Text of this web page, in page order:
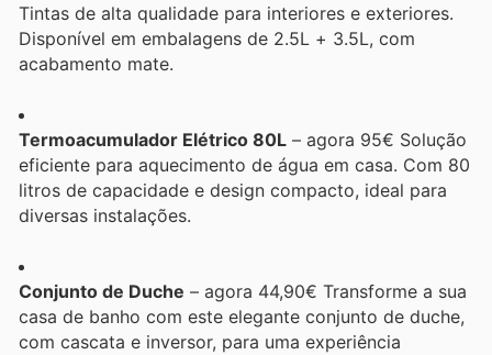
Tintas de alta qualidade para interiores e exteriores.
Disponível em embalagens de 2.5L + 3.5L, com
acabamento mate.
Termoacumulador Elétrico 80L – agora 95€ Solução
eficiente para aquecimento de água em casa. Com 80
litros de capacidade e design compacto, ideal para
diversas instalações.
Conjunto de Duche – agora 44,90€ Transforme a sua
casa de banho com este elegante conjunto de duche,
com cascata e inversor, para uma experiência